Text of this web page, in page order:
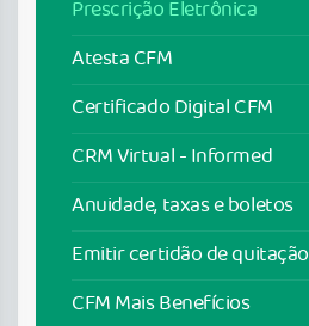
Prescrição Eletrônica
Atesta CFM
Certificado Digital CFM
CRM Virtual - Informed
Anuidade, taxas e boletos
Emitir certidão de quitação
CFM Mais Benefícios